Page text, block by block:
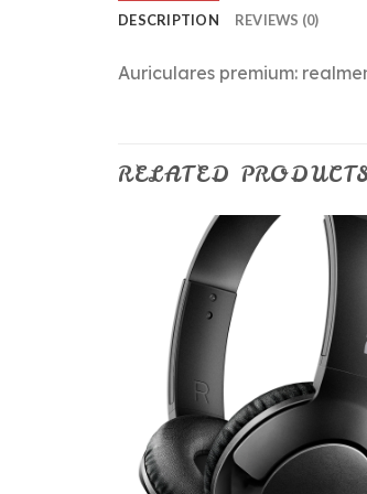
DESCRIPTION REVIEWS (0)
Auriculares premium:
RELATED PRODUCTS